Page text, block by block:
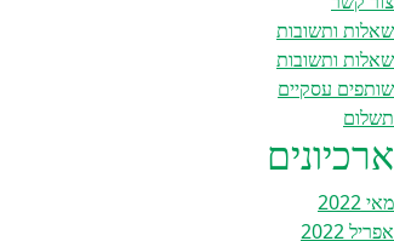
שאלות ותשובות
שאלות ותשובות
שותפים עסקיים
תשלום
ארכיונים
מאי 2022
אפריל 2022